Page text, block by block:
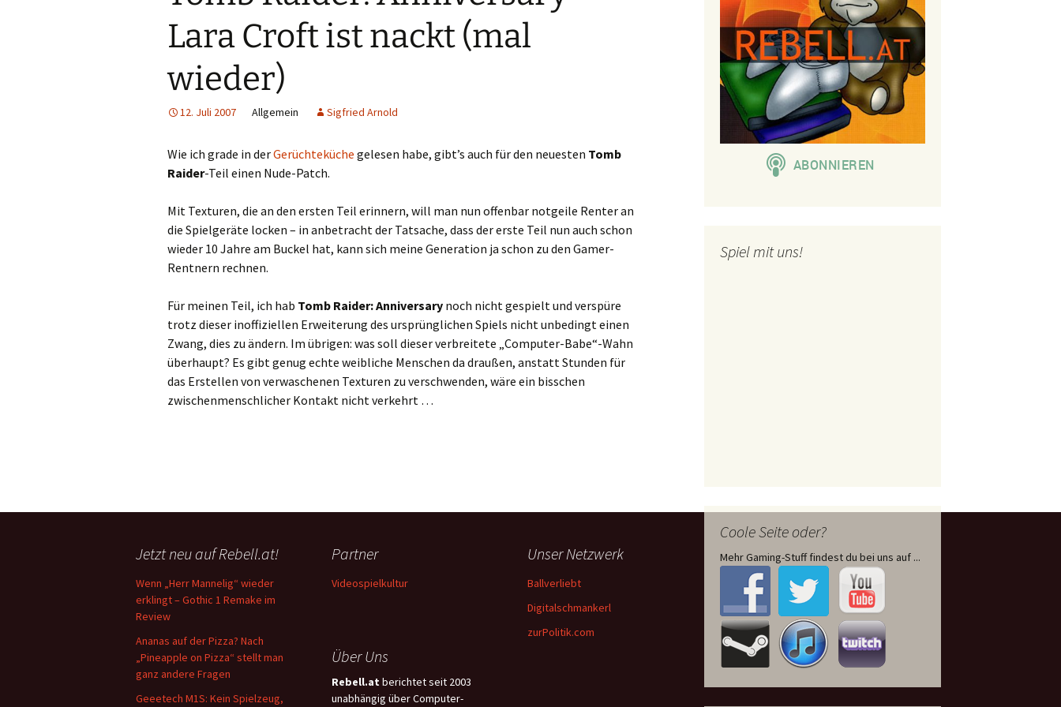
Lara Croft ist nackt (mal
wieder)
12. Juli 2007 Allgemein Sigfried Arnold
Wie ich grade in derGerüchteküche gelesen habe, gibt’s auch für den neuesten Tomb
Raider-Teil einen Nude-Patch.
Mit Texturen, die an den ersten Teil erinnern, will man nun offenbar notgeile Renter an
die Spielgeräte locken – in anbetracht der Tatsache, dass der erste Teil nun auch schon
wieder 10 Jahre am Buckel hat, kann sich meine Generation ja schon zu den Gamer-
Rentnern rechnen.
Für meinen Teil, ich hab Tomb Raider: Anniversary noch nicht gespielt und verspüre
trotz dieser inoffiziellen Erweiterung des ursprünglichen Spiels nicht unbedingt einen
Zwang, dies zu ändern. Im übrigen: was soll dieser verbreitete „Computer-Babe“-Wahn
überhaupt? Es gibt genug echte weibliche Menschen da draußen, anstatt Stunden für
das Erstellen von verwaschenen Texturen zu verschwenden, wäre ein bisschen
zwischenmenschlicher Kontakt nicht verkehrt …
Spiel mit uns!
Coole Seite oder?
Mehr Gaming-Stuff findest du bei uns auf ...
Jetzt neu auf Rebell.at!
Wenn „Herr Mannelig“ wieder
erklingt – Gothic 1 Remake im
Review
Ananas auf der Pizza? Nach
„Pineapple on Pizza“ stellt man
ganz andere Fragen
Geeetech M1S: Kein Spielzeug,
Partner
Videospielkultur
Unser Netzwerk
Ballverliebt
Digitalschmankerl
zurPolitik.com
Über Uns
Rebell.at berichtet seit 2003
unabhängig über Computer-